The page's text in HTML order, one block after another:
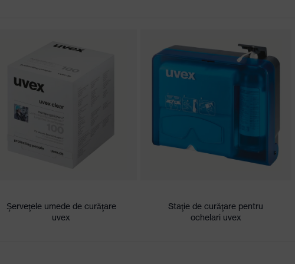
la exterior extrem de rezistent la zgârieturi, la interior fără acoperire, rezistent la
acţiunea substanţelor chimice
Recunoaşterea culorii de semnal
uscat, Grad moderat de poluare, Umiditate medie a aerului, curat
Şerveţele umede de curăţare
uvex
Staţie de curăţare pentru
ochelari uvex